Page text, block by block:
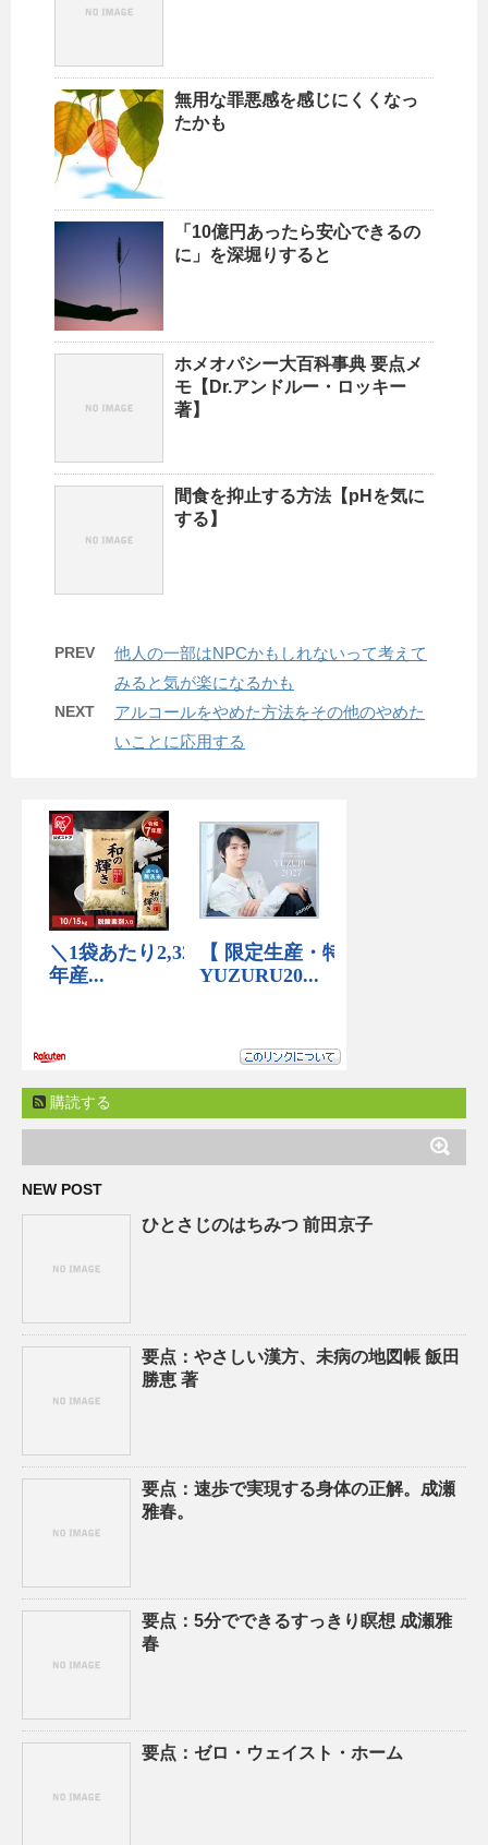
無用な罪悪感を感じにくくなっ
たかも
「10億円あったら安心できるの
に」を深堀りすると
ホメオパシー大百科事典 要点メ
モ【Dr.アンドルー・ロッキー
著】
間食を抑止する方法【pHを気に
する】
PREV
他人の一部はNPCかもしれないって考えて
みると気が楽になるかも
NEXT
アルコールをやめた方法をその他のやめた
いことに応用する
購読する
NEW POST
ひとさじのはちみつ 前田京子
要点：やさしい漢方、未病の地図帳 飯田
勝恵 著
要点：速歩で実現する身体の正解。成瀬
雅春。
要点：5分でできるすっきり瞑想 成瀬雅
春
要点：ゼロ・ウェイスト・ホーム